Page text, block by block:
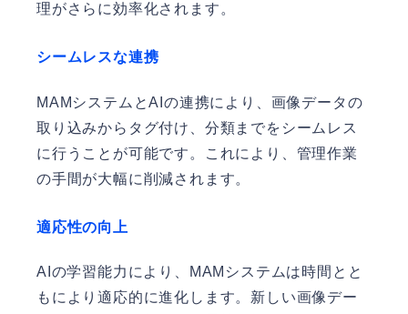
理がさらに効率化されます。
シームレスな連携
MAMシステムとAIの連携により、画像データの
取り込みからタグ付け、分類までをシームレス
に行うことが可能です。これにより、管理作業
の手間が大幅に削減されます。
適応性の向上
AIの学習能力により、MAMシステムは時間とと
もにより適応的に進化します。新しい画像デー